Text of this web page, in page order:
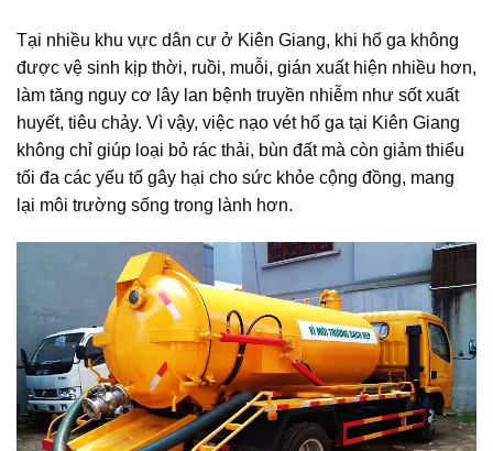
Tại nhiều khu vực dân cư ở Kiên Giang, khi hố ga không
được vệ sinh kịp thời, ruồi, muỗi, gián xuất hiện nhiều hơn,
làm tăng nguy cơ lây lan bệnh truyền nhiễm như sốt xuất
huyết, tiêu chảy. Vì vậy, việc nạo vét hố ga tại Kiên Giang
không chỉ giúp loại bỏ rác thải, bùn đất mà còn giảm thiểu
tối đa các yếu tố gây hại cho sức khỏe cộng đồng, mang
lại môi trường sống trong lành hơn.